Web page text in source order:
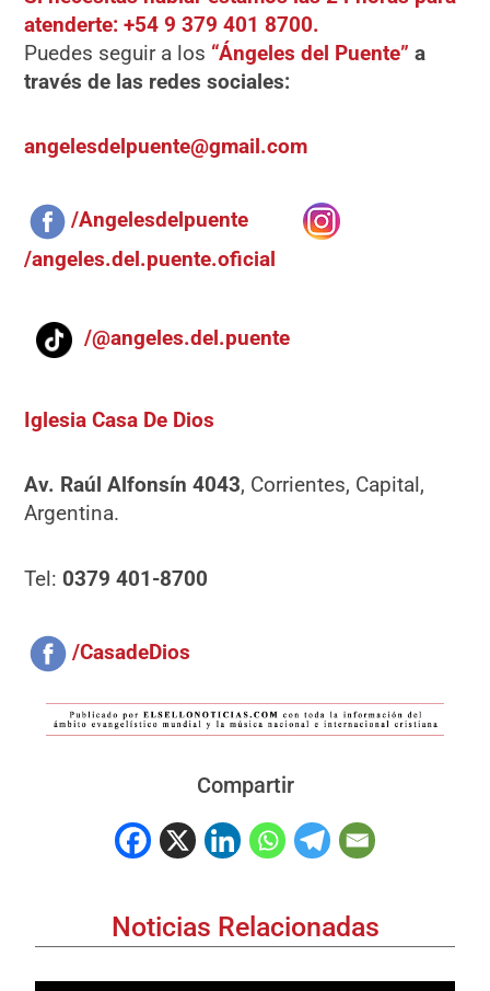
atenderte: +54 9 379 401 8700.
Puedes seguir a los “Ángeles del Puente” a
través de las redes sociales:
angelesdelpuente@gmail.com
/Angelesdelpuente
/angeles.del.puente.oficial
/@angeles.del.puente
Iglesia Casa De Dios
Av. Raúl Alfonsín 4043, Corrientes, Capital,
Argentina.
Tel: 0379 401-8700
/CasadeDios
Compartir
Noticias Relacionadas